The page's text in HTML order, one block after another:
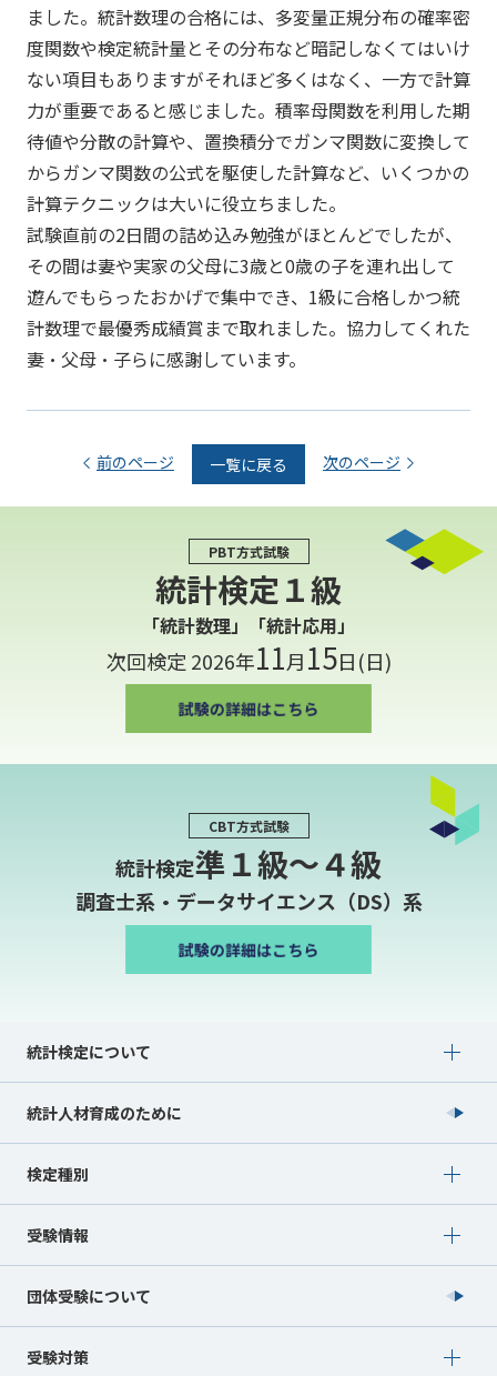
ました。統計数理の合格には、多変量正規分布の確率密
度関数や検定統計量とその分布など暗記しなくてはいけ
ない項目もありますがそれほど多くはなく、一方で計算
力が重要であると感じました。積率母関数を利用した期
待値や分散の計算や、置換積分でガンマ関数に変換して
からガンマ関数の公式を駆使した計算など、いくつかの
計算テクニックは大いに役立ちました。
試験直前の2日間の詰め込み勉強がほとんどでしたが、
その間は妻や実家の父母に3歳と0歳の子を連れ出して
遊んでもらったおかげで集中でき、1級に合格しかつ統
計数理で最優秀成績賞まで取れました。協力してくれた
妻・父母・子らに感謝しています。
前のページ 一覧に戻る 次のページ
PBT方式試験
統計検定１級
「統計数理」「統計応用」
次回検定 2026年11月15日(日)
CBT方式試験
統計検定準１級〜４級
調査士系・データサイエンス（DS）系
統計検定について
Show submenu for 統計検定について
統計人材育成のために
検定種別
Show submenu for 検定種別
受験情報
Show submenu for 受験情報
団体受験について
受験対策
Show submenu for 受験対策